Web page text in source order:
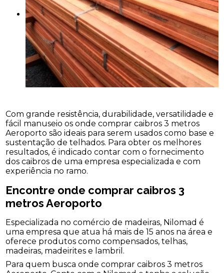
Com grande resistência, durabilidade, versatilidade e
fácil manuseio os onde comprar caibros 3 metros
Aeroporto são ideais para serem usados como base e
sustentação de telhados. Para obter os melhores
resultados, é indicado contar com o fornecimento
dos caibros de uma empresa especializada e com
experiência no ramo.
Encontre onde comprar caibros 3
metros Aeroporto
Especializada no comércio de madeiras, Nilomad é
uma empresa que atua há mais de 15 anos na área e
oferece produtos como compensados, telhas,
madeiras, madeirites e lambril.
Para quem busca onde comprar caibros 3 metros